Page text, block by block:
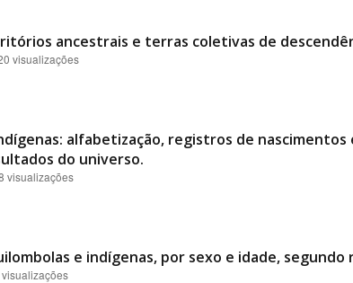
ancestrais e terras coletivas de
visualizações
alfabetização, registros de
do universo.
visualizações
e indígenas, por sexo e idade,
visualizações